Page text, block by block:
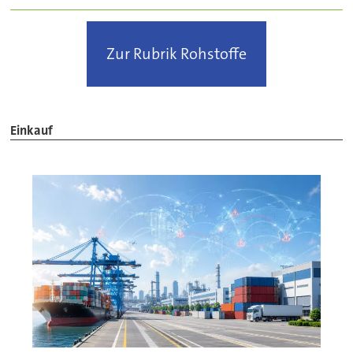
Zur Rubrik Rohstoffe
Einkauf